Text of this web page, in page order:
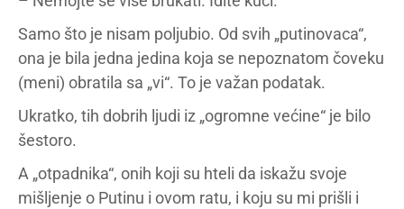
Samo što je nisam poljubio. Od svih „putinovaca“,
ona je bila jedna jedina koja se nepoznatom čoveku
(meni) obratila sa „vi“. To je važan podatak.
Ukratko, tih dobrih ljudi iz „ogromne većine“ je bilo
šestoro.
A „otpadnika“, onih koji su hteli da iskažu svoje
mišljenje o Putinu i ovom ratu, i koju su mi prišli i